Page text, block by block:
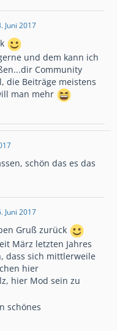
Juni 2017
und dem kann ich
Community
die Beiträge meistens
man mehr
schön das es das
Juni 2017
Gruß zurück
März letzten Jahres
dass sich mittlerweile
hier
hier Mod sein zu
schönes